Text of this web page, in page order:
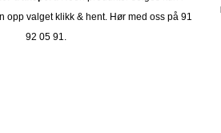
opp valget klikk & hent. Hør med oss på 91
92 05 91.